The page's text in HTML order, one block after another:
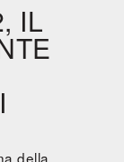
IL
della